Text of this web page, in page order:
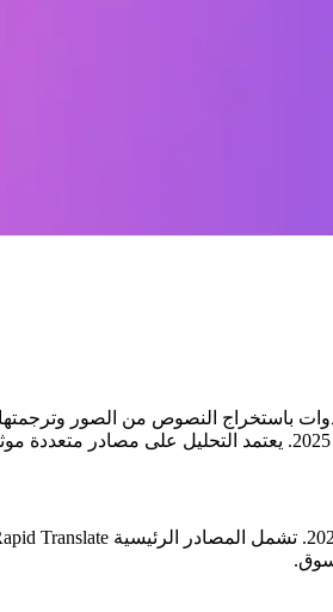
باستخراج النصوص من الصور